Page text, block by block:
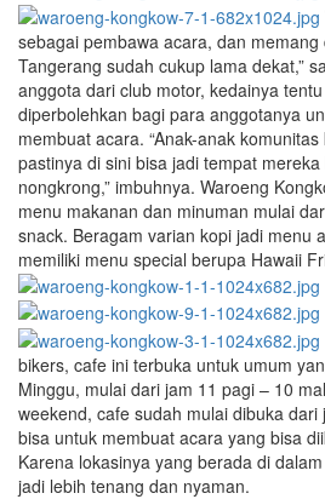
sebagai pembawa acara, dan memang
Tangerang sudah cukup lama dekat,”
anggota dari club motor, kedainya
diperbolehkan bagi para anggotanya
membuat acara. “Anak-anak
pastinya di sini bisa jadi tempat
nongkrong,” imbuhnya. Waroeng
menu makanan dan minuman mulai
snack. Beragam varian kopi jadi menu
memiliki menu special berupa Hawaii
bikers, cafe ini terbuka untuk umum
Minggu, mulai dari jam 11 pagi – 10
weekend, cafe sudah mulai dibuka
bisa untuk membuat acara yang bisa
Karena lokasinya yang berada di
jadi lebih tenang dan nyaman.